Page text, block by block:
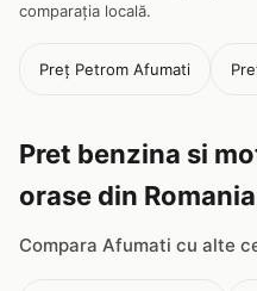
comparația locală.
Preț Petrom Afumati
Pret benzina si
orase din Romania
Compara Afumati cu alte